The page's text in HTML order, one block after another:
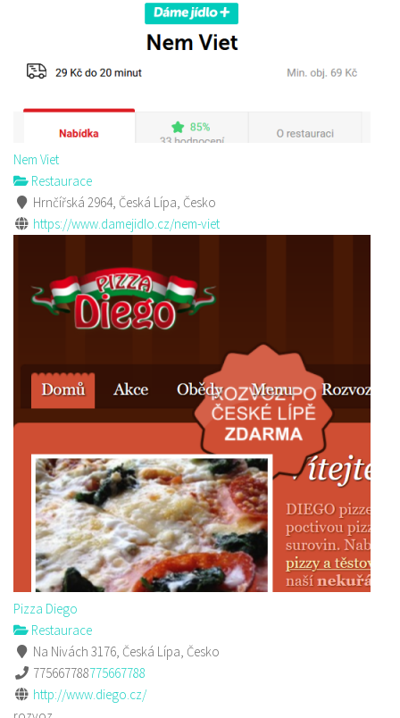
Nem Viet
Restaurace
Hrnčířská 2964, Česká Lípa, Česko
https://www.damejidlo.cz/nem-viet
Pizza Diego
Restaurace
Na Nivách 3176, Česká Lípa, Česko
775667788775667788
http://www.diego.cz/